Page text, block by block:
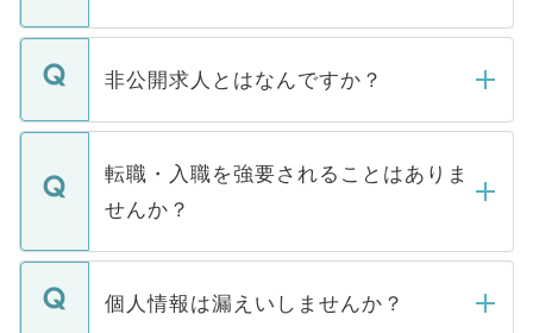
ご登録いただきましたら、弊社担当者がご
登録内容を確認し、その後メールもしくは
ます。通常、5営業日以内にはご連絡をせて
いただきますので、しばらくお待ちくださ
非公開求人とはなんですか？
マイナビDOCTORで取り扱っている求人の
うち約3割は、Webサイトからご覧いただ
けない「非公開求人」です。非公開求人は
下記の理由によって、一般には公開してい
ません。
■応募殺到を避けるため 人気のある医療機
転職・入職を強要されることはありま
せんか？
転職・入職を強要することは一切ありませ
ん。また、仮に応募先から内定をいただい
個人情報は漏えいしませんか？